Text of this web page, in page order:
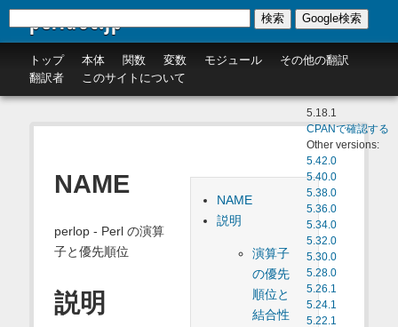
perldoc.jp
トップ 本体 関数 変数 モジュール
その他の翻訳
翻訳者
このサイトについて
検索 Google検索
5.18.1
CPANで確認する
Other versions:
5.42.0
5.40.0
5.38.0
5.36.0
5.34.0
5.32.0
5.30.0
5.28.0
5.26.1
5.24.1
5.22.1
NAME
説明
演算子
の優先
順位と
結合性
NAME
perlop - Perl の演算
子と優先順位
説明